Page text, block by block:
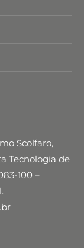
Scolfaro,
Tecnologia de
100 –